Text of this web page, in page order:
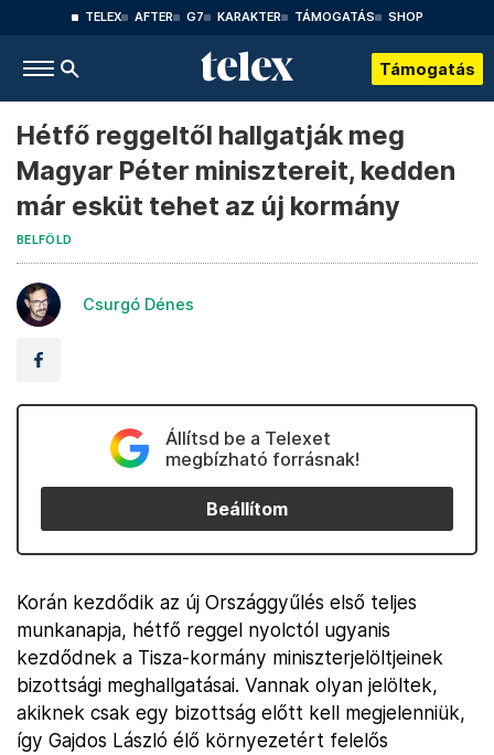
TELEX AFTER G7 KARAKTER TÁMOGATÁS SHOP
Támogatás
Hétfő reggeltől hallgatják meg
Magyar Péter minisztereit, kedden
már esküt tehet az új kormány
BELFÖLD
Csurgó Dénes
Állítsd be a Telexet
megbízható forrásnak!
Beállítom
Korán kezdődik az új Országgyűlés első teljes
munkanapja, hétfő reggel nyolctól ugyanis
kezdődnek a Tisza-kormány miniszterjelöltjeinek
bizottsági meghallgatásai. Vannak olyan jelöltek,
akiknek csak egy bizottság előtt kell megjelenniük,
így Gajdos László élő környezetért felelős